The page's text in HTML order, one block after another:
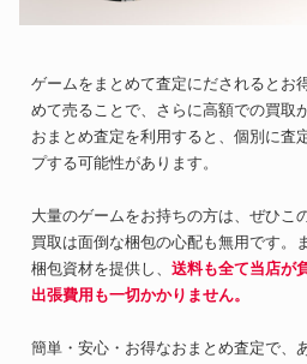
ゲームをまとめて査定にだされるとお
めて売ることで、さらに高額での買取
おまとめ査定を利用すると、個別に査
プする可能性があります。
大量のゲームをお持ちの方は、ぜひこ
買取は面倒な梱包の心配も無用です。
梱包資材を提供し、 送料も全て当店が
出張費用も一切かかりません。
簡単・安心・お得なおまとめ査定で、